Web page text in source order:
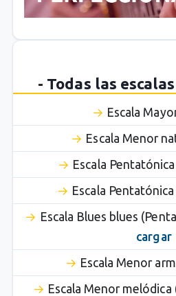
- Todas las
Escala
Escala Menor
Escala
Escala
Escala Blues blues
cargar
Escala Menor
Escala Menor melódica